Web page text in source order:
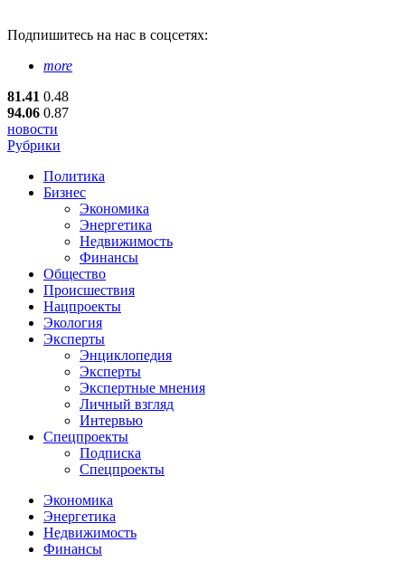
Подпишитесь на нас в соцсетях:
more
81.41 0.48
94.06 0.87
новости
Рубрики
Политика
Бизнес
Экономика
Энергетика
Недвижимость
Финансы
Общество
Происшествия
Нацпроекты
Экология
Эксперты
Энциклопедия
Эксперты
Экспертные мнения
Личный взгляд
Интервью
Спецпроекты
Подписка
Спецпроекты
Экономика
Энергетика
Недвижимость
Финансы